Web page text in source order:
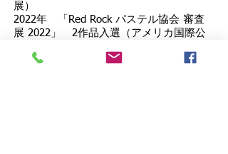
展）
2022年 「Red Rock パステル協会 審査
展 2022」 2作品入選（アメリカ国際公
「第6回 Pure Color パステル画